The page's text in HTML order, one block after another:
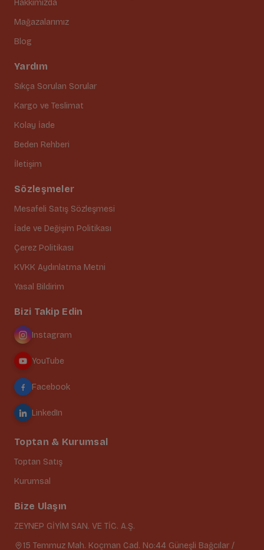
Hakkımızda
Mağazalarımız
Blog
Yardım
Sıkça Sorulan Sorular
Kargo ve Teslimat
Kolay İade
Beden Rehberi
İletişim
Sözleşmeler
Mesafeli Satış Sözleşmesi
İade ve Değişim Politikası
Çerez Politikası
KVKK Aydınlatma Metni
Yasal Bildirim
Bizi Takip Edin
Instagram
YouTube
Facebook
LinkedIn
Toptan & Kurumsal
Toptan Satış
Kurumsal
Bize Ulaşın
ZEYNEP GİYİM SAN. VE TİC. A.Ş.
15 Temmuz Mah. Koçman Cad. No:44 Güneşli Bağcılar /